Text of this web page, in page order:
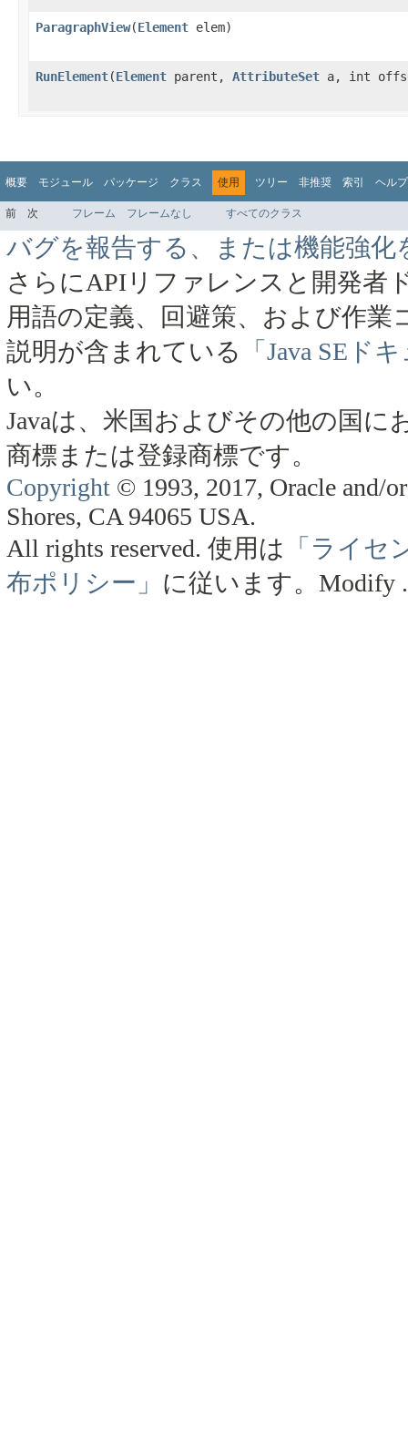
ParagraphView​(Element elem)
RunElement​(Element parent, AttributeSet a, int
概要 モジュール パッケージ クラス 使用 ツリー 非推奨 索引 ヘルプ
前 次 フレーム フレームなし すべてのクラス
バグを報告する、または機能強化
さらにAPIリファレンスと開発者
用語の定義、回避策、および作
説明が含まれている
「Java SEド
い。
Javaは、米国およびその他の国に
商標または登録商標です。
Copyright © 1993, 2017, Oracle and/
Shores, CA 94065 USA.
All rights reserved. 使用は 「ライセ
布ポリシー」 に従います。 Modify